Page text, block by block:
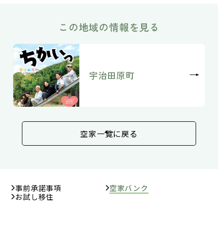
この地域の情報を見る
宇治田原町
空家一覧に戻る
事前承諾事項
空家バンク
お試し移住